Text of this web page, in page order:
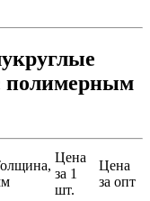
полимерным
Цена
за 1
шт.
Цена
за опт